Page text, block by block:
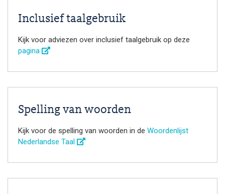
Inclusief taalgebruik
Kijk voor adviezen over inclusief taalgebruik op deze
pagina
Spelling van woorden
Kijk voor de spelling van woorden in de Woordenlijst
Nederlandse Taal